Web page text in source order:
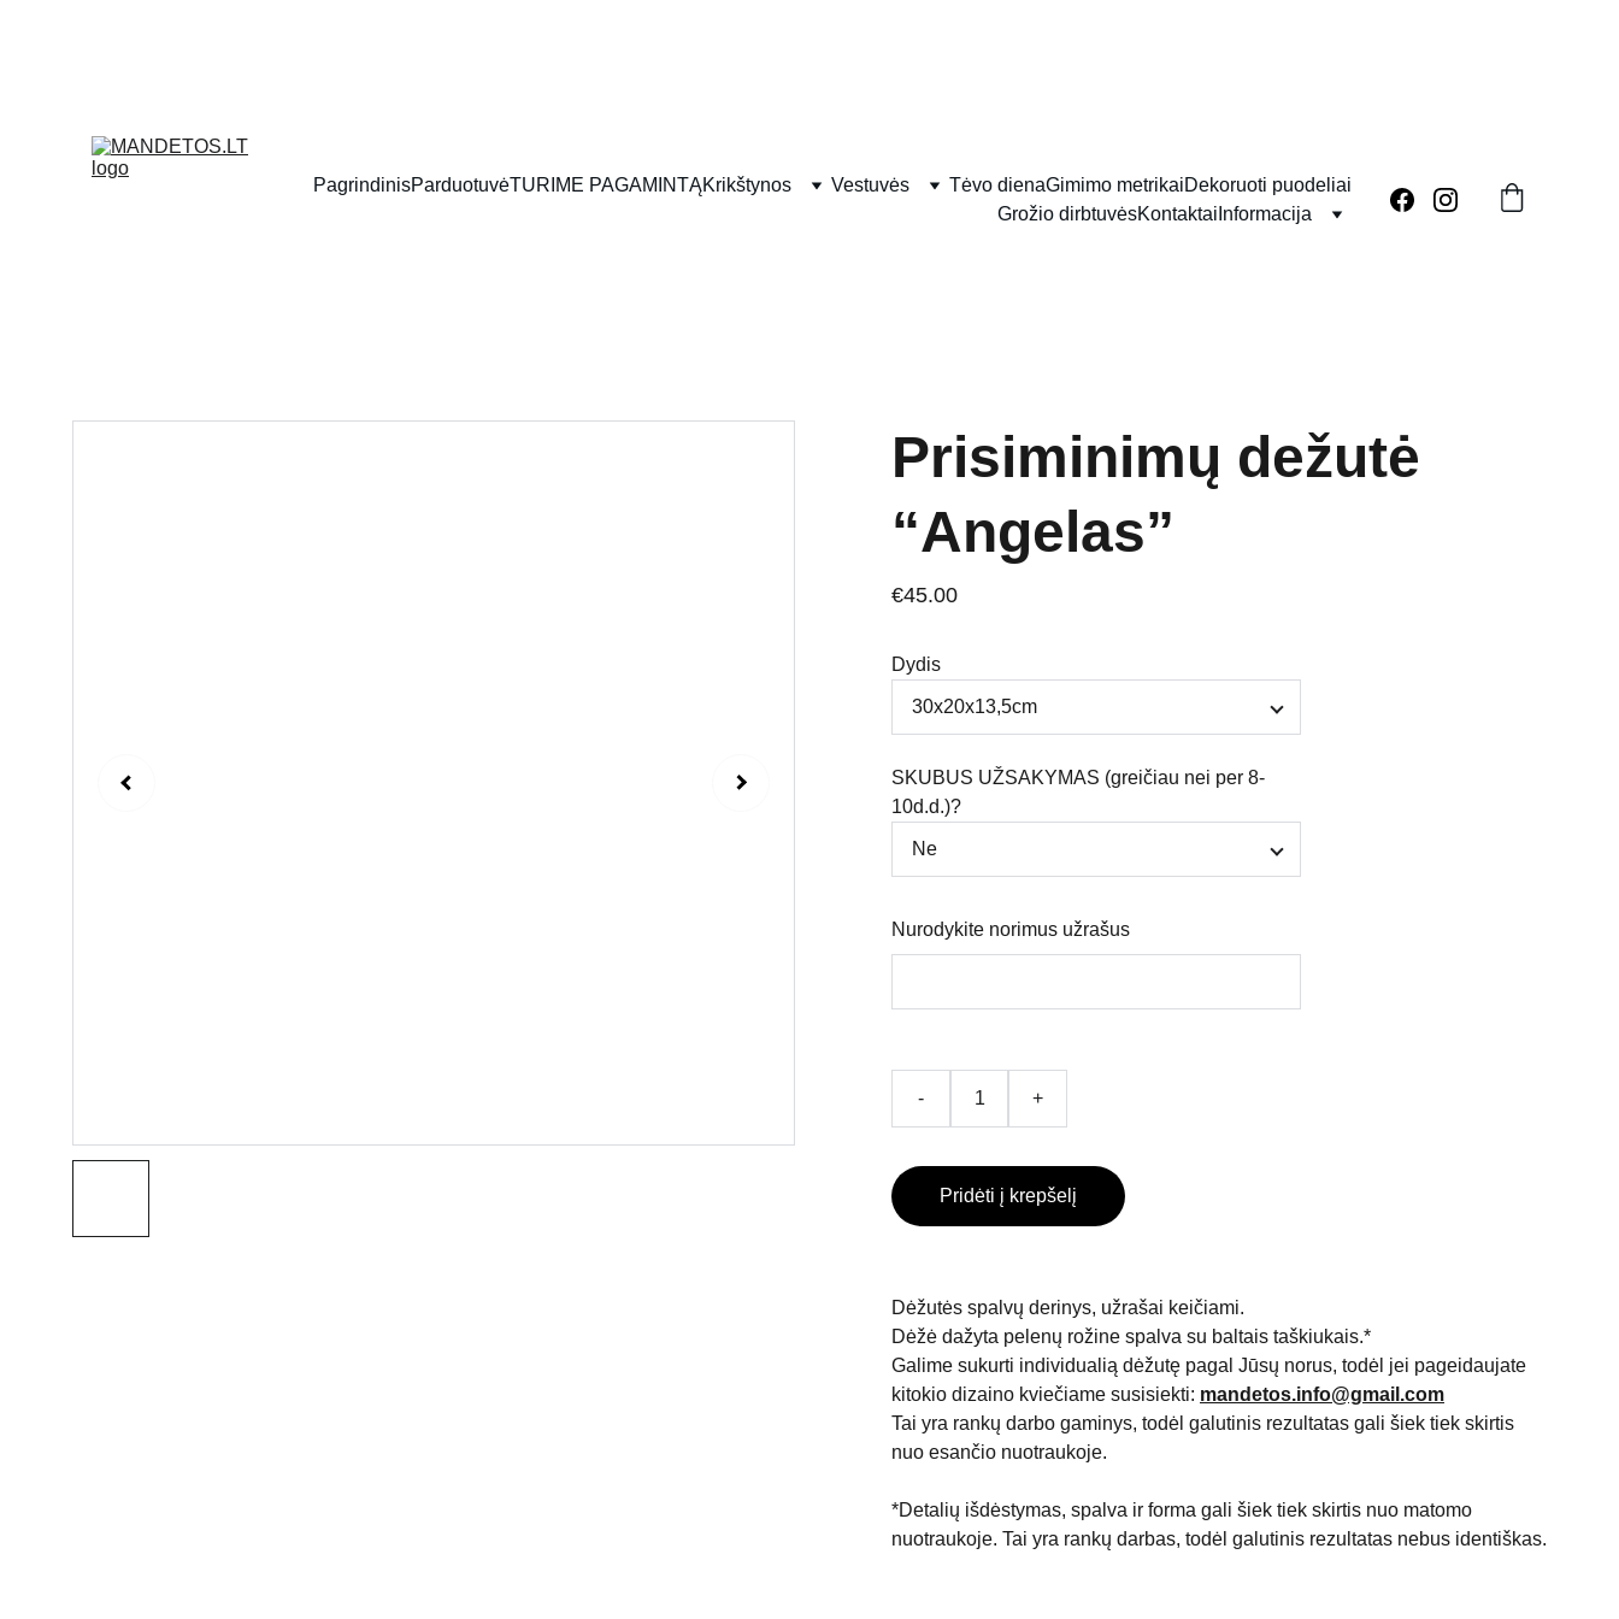
PagrindinisParduotuvėTURIME PAGAMINTĄKrikštynos Vestuvės Tėvo dienaGimimo metrikaiDekoruoti puodeliai
Grožio dirbtuvėsKontaktai Informacija
Prisiminimų dežutė
“Angelas”
€45.00
Dydis
SKUBUS UŽSAKYMAS (greičiau nei per 8-
10d.d.)?
Nurodykite norimus užrašus
- +
Pridėti į krepšelį
Dėžutės spalvų derinys, užrašai keičiami.
Dėžė dažyta pelenų rožine spalva su baltais taškiukais.*
Galime sukurti individualią dėžutę pagal Jūsų norus, todėl jei pageidaujate
kitokio dizaino kviečiame susisiekti: mandetos.info@gmail.com
Tai yra rankų darbo gaminys, todėl galutinis rezultatas gali šiek tiek skirtis
nuo esančio nuotraukoje.
*Detalių išdėstymas, spalva ir forma gali šiek tiek skirtis nuo matomo
nuotraukoje. Tai yra rankų darbas, todėl galutinis rezultatas nebus identiškas.